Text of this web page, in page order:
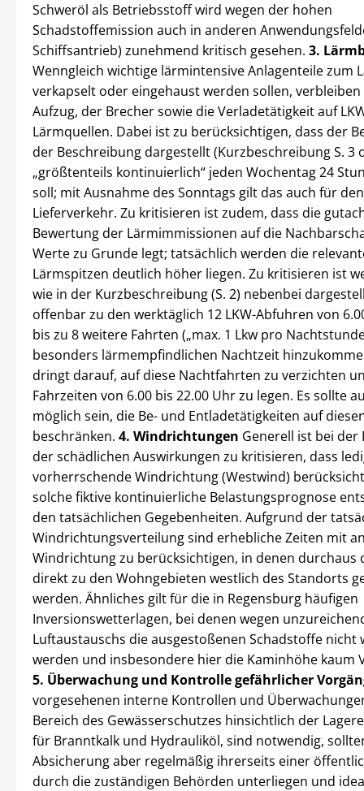
Schweröl als Betriebsstoff wird wegen der hohen
Schadstoffemission auch in anderen
Schiffsantrieb) zunehmend kritisch gesehen. 3.
Wenngleich wichtige lärmintensive Anlagenteile zum
verkapselt oder eingehaust werden sollen, verbleiben
Aufzug, der Brecher sowie die Verladetätigkeit auf
Lärmquellen. Dabei ist zu berücksichtigen, dass der
der Beschreibung dargestellt (Kurzbeschreibung S. 3
„größtenteils kontinuierlich“ jeden Wochentag 24
soll; mit Ausnahme des Sonntags gilt das auch für
Lieferverkehr. Zu kritisieren ist zudem, dass die
Bewertung der Lärmimmissionen auf die
Werte zu Grunde legt; tatsächlich werden die
Lärmspitzen deutlich höher liegen. Zu kritisieren ist
wie in der Kurzbeschreibung (S. 2) nebenbei
offenbar zu den werktäglich 12 LKW-Abfuhren von
bis zu 8 weitere Fahrten („max. 1 Lkw pro
besonders lärmempfindlichen Nachtzeit
dringt darauf, auf diese Nachtfahrten zu verzichten
Fahrzeiten von 6.00 bis 22.00 Uhr zu legen. Es sollte
möglich sein, die Be- und Entladetätigkeiten auf
beschränken. 4. Windrichtungen Generell ist bei der
der schädlichen Auswirkungen zu kritisieren, dass
vorherrschende Windrichtung (Westwind)
solche fiktive kontinuierliche Belastungsprognose
den tatsächlichen Gegebenheiten. Aufgrund der
Windrichtungsverteilung sind erhebliche Zeiten mit
Windrichtung zu berücksichtigen, in denen durchaus
direkt zu den Wohngebieten westlich des Standorts
werden. Ähnliches gilt für die in Regensburg häufigen
Inversionswetterlagen, bei denen wegen
Luftaustauschs die ausgestoßenen Schadstoffe nicht
werden und insbesondere hier die Kaminhöhe kaum
5. Überwachung und Kontrolle gefährlicher
vorgesehenen interne Kontrollen und
Bereich des Gewässerschutzes hinsichtlich der
für Branntkalk und Hydrauliköl, sind notwendig,
Absicherung aber regelmäßig ihrerseits einer
durch die zuständigen Behörden unterliegen und